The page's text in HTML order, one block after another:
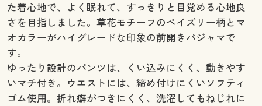
た着心地で、よく眠れて、すっきりと目覚める心地良
さを目指しました。草花モチーフのペイズリー柄とマ
オカラーがハイグレードな印象の前開きパジャマで
す。
ゆったり設計のパンツは、くい込みにくく、動きやす
いマチ付き。ウエストには、締め付けにくいソフティ
ゴム使用。折れ癖がつきにくく、洗濯してもねじれに